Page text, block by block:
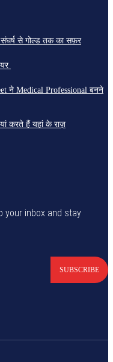
से गोल्ड तक का सफ़र
ने Medical Professional बनने
करते हैं यहां के राज़
your inbox and stay
SUBSCRIBE